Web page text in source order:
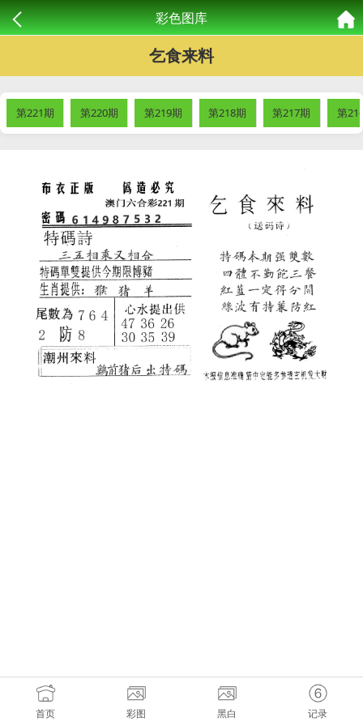
彩色图库
乞食来料
第221期 第220期 第219期 第218期 第217期 第
首页 彩图 黑白 记录